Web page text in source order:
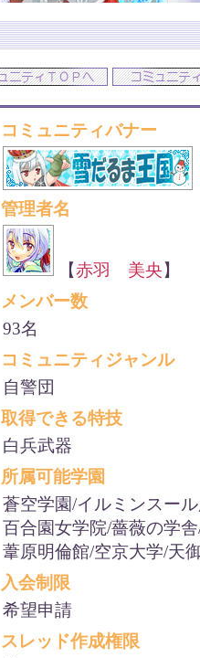
コミュニティバナー
管理者名
【赤羽 美央】
メンバー数
93名
コミュニティジャンル
自警団
取得できる特技
白兵武器
所属可能学園
蒼空学園/イルミンスー
百合園女学院/薔薇の学
葦原明倫館/空京大学/天
入会制限
希望申請
スレッド作成権限